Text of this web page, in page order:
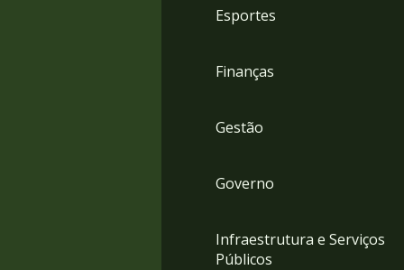
Esportes
Finanças
Gestão
Governo
Infraestrutura e Serviços
Públicos